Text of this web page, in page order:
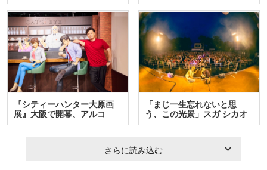
『シティーハンター大原画
展』大阪で開幕、アルコ
＆…
「まじ一生忘れないと思
う、この光景」スガ シカオ
と…
さらに読み込む